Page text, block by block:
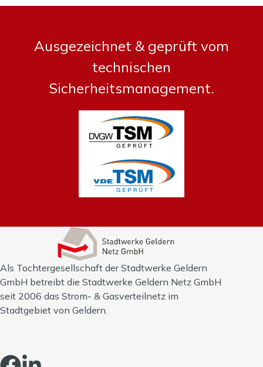
Ausgezeichnet & geprüft vom
technischen
Sicherheitsmanagement.
Als Tochtergesellschaft der Stadtwerke Geldern
GmbH betreibt die Stadtwerke Geldern Netz GmbH
seit 2006 das Strom- & Gasverteilnetz im
Stadtgebiet von Geldern.